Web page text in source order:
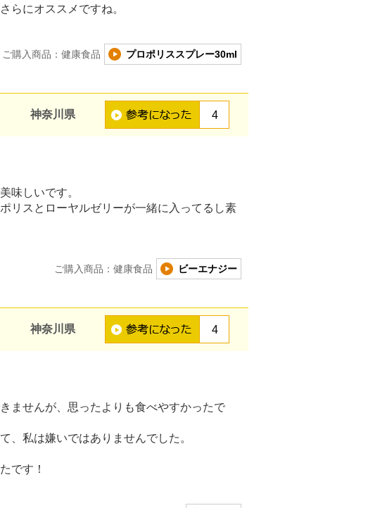
らにオススメですね。
プロポリススプレー30ml
ご購入商品：健康食品
神奈川県 4
味しいです。
リスとローヤルゼリーが一緒に入ってるし素
ビーエナジー
ご購入商品：健康食品
神奈川県 4
ませんが、思ったよりも食べやすかったで
、私は嫌いではありませんでした。
です！